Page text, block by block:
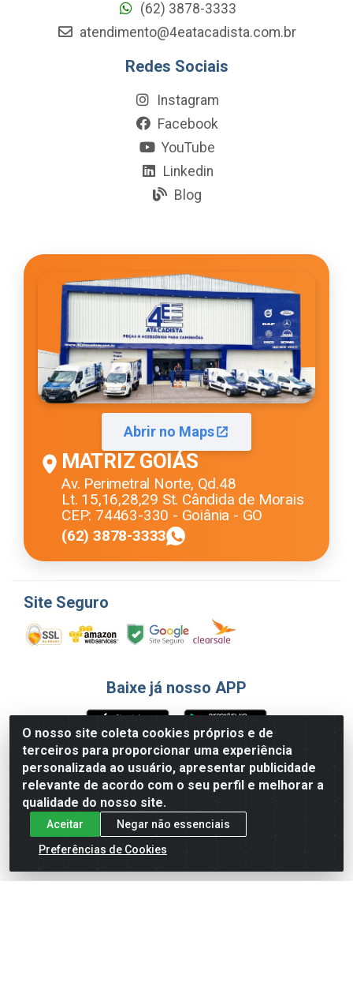
O nosso site coleta cookies próprios e de
terceiros para proporcionar uma experiência
personalizada ao usuário, apresentar publicidade
relevante de acordo com o seu perfil e melhorar a
qualidade do nosso site.
Aceitar
Negar não essenciais
Preferências de Cookies
(62) 3878-3333
atendimento@4eatacadista.com.br
Redes Sociais
Instagram
Facebook
YouTube
Linkedin
Blog
Abrir no Maps
MATRIZ GOIÁS
Av. Perimetral Norte, Qd.48
Lt. 15,16,28,29 St. Cândida de Morais
CEP: 74463-330 - Goiânia - GO
(62) 3878-3333
Site Seguro
Baixe já nosso APP
Formas de Pagamento